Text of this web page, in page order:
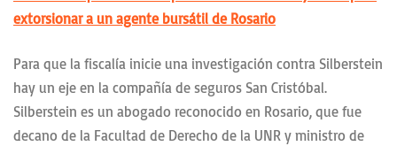
extorsionar a un agente bursátil de Rosario
Para que la fiscalía inicie una investigación contra Silberstein
hay un eje en la compañía de seguros San Cristóbal.
Silberstein es un abogado reconocido en Rosario, que fue
decano de la Facultad de Derecho de la UNR y ministro de